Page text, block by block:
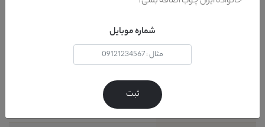
2 نفر (حداقل)
خير
آب + کف (حتي شامپو فرش )
12 ماه
شماره موبایل
ثبت